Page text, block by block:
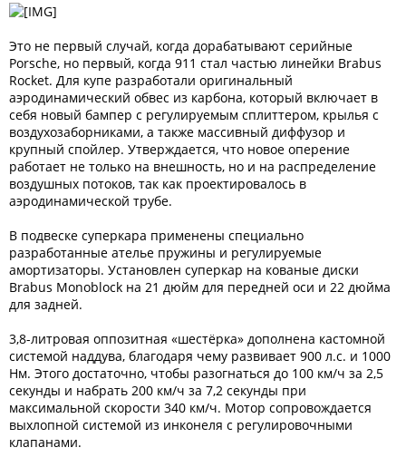
Это не первый случай, когда дорабатывают серийные
Porsche, но первый, когда 911 стал частью линейки Brabus
Rocket. Для купе разработали оригинальный
аэродинамический обвес из карбона, который включает в
себя новый бампер с регулируемым сплиттером, крылья с
воздухозаборниками, а также массивный диффузор и
крупный спойлер. Утверждается, что новое оперение
работает не только на внешность, но и на распределение
воздушных потоков, так как проектировалось в
аэродинамической трубе.
В подвеске суперкара применены специально
разработанные ателье пружины и регулируемые
амортизаторы. Установлен суперкар на кованые диски
Brabus Monoblock на 21 дюйм для передней оси и 22 дюйма
для задней.
3,8-литровая оппозитная «шестёрка» дополнена кастомной
системой наддува, благодаря чему развивает 900 л.с. и 1000
Нм. Этого достаточно, чтобы разогнаться до 100 км/ч за 2,5
секунды и набрать 200 км/ч за 7,2 секунды при
максимальной скорости 340 км/ч. Мотор сопровождается
выхлопной системой из инконеля с регулировочными
клапанами.